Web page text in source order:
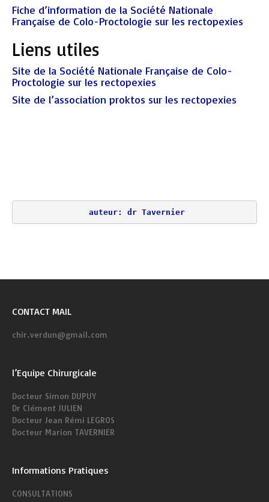
Fiche d’information de la Société Nationale
Française de Colo-Proctologie sur les rectopexies
Liens utiles
Site de la Société Nationale Française de Colo-
Proctologie sur les rectopexies
Site de l’association proktos sur les rectopexies
auteur: dr Tavernier
CONTACT MAIL
chir.verdun@gmail.com
l’Equipe Chirurgicale
Docteur Simon DUPUY
Dr Clément JULIEN
Docteur Jean Rémi LEGROS
Docteur Marion TAVERNIER
Informations Pratiques
CONSULTATIONS